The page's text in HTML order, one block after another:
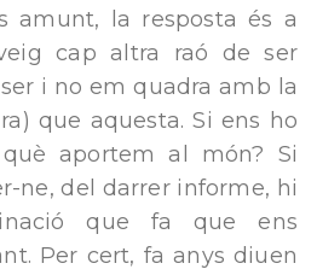
amunt, la resposta és a
cap altra raó de ser
i no em quadra amb la
que aquesta. Si ens ho
aportem al món? Si
ne, del darrer informe, hi
que fa que ens
Per cert, fa anys diuen